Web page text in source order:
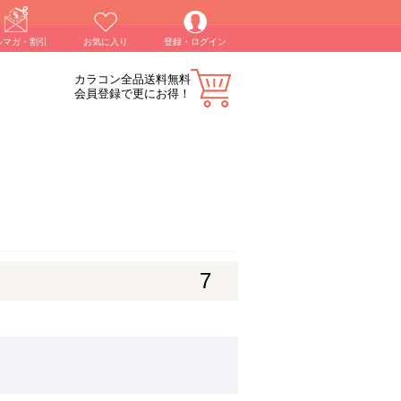
マガ・割引 お気に入り 登録・ログイン
カラコン全品送料無料
会員登録で更にお得！
7